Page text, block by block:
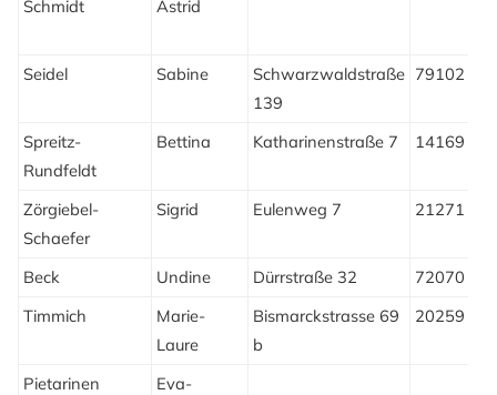
Schmidt
Astrid
Seidel
Sabine
Schwarzwaldstraße
139
79102
Spreitz-
Rundfeldt
Bettina Katharinenstraße 7 14169
Zörgiebel-
Schaefer
Sigrid Eulenweg 7 21271
Beck Undine Dürrstraße 32 72070
Timmich
Marie-
Laure
Bismarckstrasse 69
b
20259
Pietarinen
Eva-